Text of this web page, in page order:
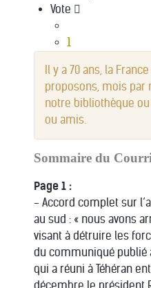
Vote
1
3
4
5
Il y a 70 ans, la
proposons, mois par
notre bibliothèque
ou amis.
Sommaire du
Page 1 :
- Accord complet sur
au sud : « nous avons
visant à détruire les
du communiqué publié
qui a réuni à Téhéran